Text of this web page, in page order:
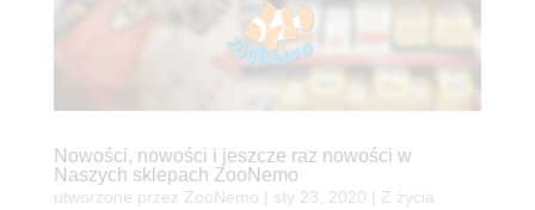
Nowości, nowości i jeszcze raz nowości w
Naszych sklepach ZooNemo
utworzone przez ZooNemo sty 23, 2020
Z życia